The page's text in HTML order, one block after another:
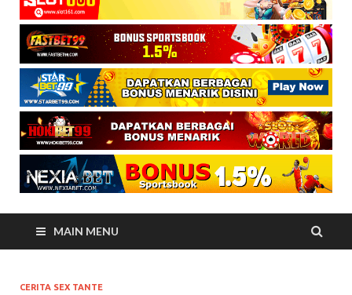
MAIN MENU
CERITA SEX TANTE